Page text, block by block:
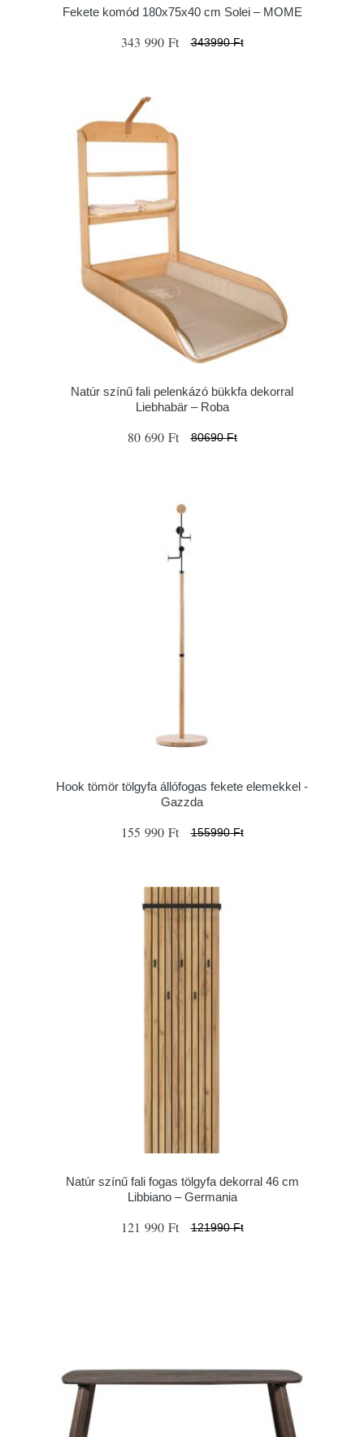
Fekete komód 180x75x40 cm Solei – MOME
343 990 Ft 343990 Ft
Natúr színű fali pelenkázó bükkfa dekorral
Liebhabär – Roba
80 690 Ft 80690 Ft
Hook tömör tölgyfa állófogas fekete elemekkel -
Gazzda
155 990 Ft 155990 Ft
Natúr színű fali fogas tölgyfa dekorral 46 cm
Libbiano – Germania
121 990 Ft 121990 Ft